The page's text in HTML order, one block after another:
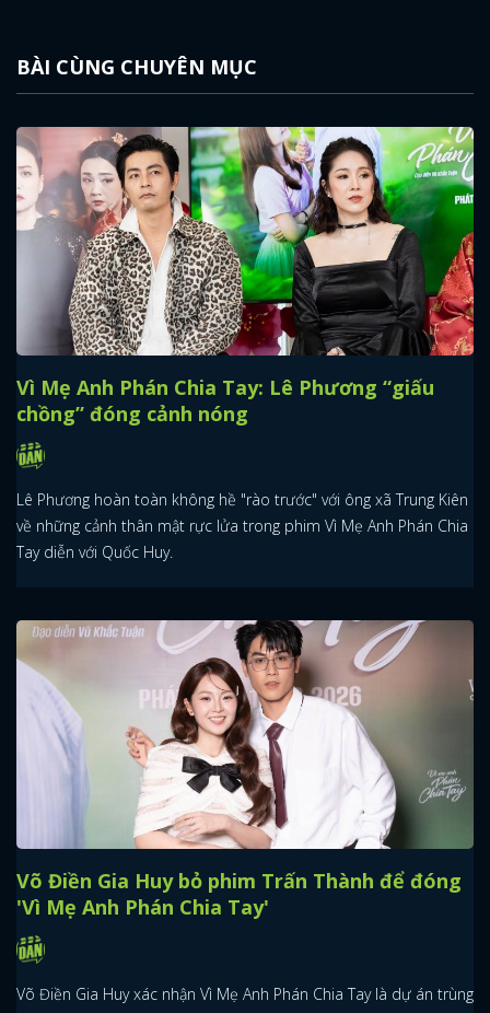
BÀI CÙNG CHUYÊN MỤC
Vì Mẹ Anh Phán Chia Tay: Lê Phương “giấu
chồng” đóng cảnh nóng
Lê Phương hoàn toàn không hề "rào trước" với ông xã Trung Kiên
về những cảnh thân mật rực lửa trong phim Vì Mẹ Anh Phán Chia
Tay diễn với Quốc Huy.
Võ Điền Gia Huy bỏ phim Trấn Thành để đóng
'Vì Mẹ Anh Phán Chia Tay'
Võ Điền Gia Huy xác nhận Vì Mẹ Anh Phán Chia Tay là dự án trùng